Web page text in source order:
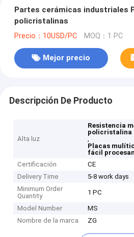
Partes cerámicas industriales
policristalinas
Precio：10USD/PC MOQ：1 PC
Mejor precio
Descripción De Producto
Alta luz
Resistencia
policristalina
,
Placas
fácil
Certificación
CE
Delivery Time
5-8 work days
Minimum Order
Quantity
1 PC
Model Number
MS
Nombre de la marca
ZG